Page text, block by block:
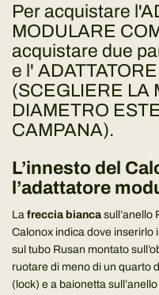
Per acquistare
MODULARE
acquistare due
e l'
(SCEGLIERE LA
DIAMETRO
CAMPANA).
L’innesto del
l’adattatore
La freccia bianca sull’anello
Calonox indica dove inserirlo
sul tubo Rusan montato
ruotare di meno di un quarto
(lock) e a baionetta sull’anello